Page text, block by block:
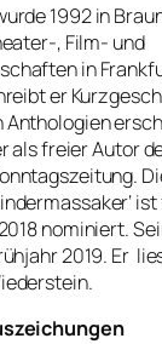
1992 in
, Film- und
in
er
als freier Autor
nominiert.
2019. Er